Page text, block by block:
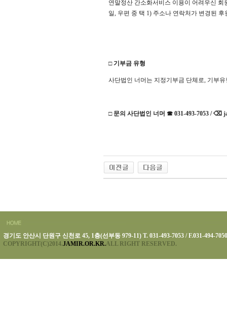
연말정산 간소화서비스 이용이 어려우신
일, 우편 중 택 1) 주소나 연락처가 변경된
□ 기부금 유형
사단법인 너머는 지정기부금 단체로, 기부
□ 문의 사단법인 너머 ☎ 031-493-7053 / ⌫
경기도 안산시 단원구 신천로 45, 1층(선부동 979-11) T. 031-493-7053 / F.031-494-7050
COPYRIGHT(C)2014.JAMIR.OR.KR.ALL RIGHT RESERVED.